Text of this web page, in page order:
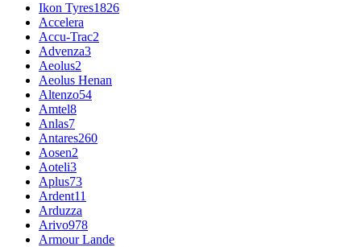
Ikon Tyres1826
Accelera
Accu-Trac2
Advenza3
Aeolus2
Aeolus Henan
Altenzo54
Amtel8
Anlas7
Antares260
Aosen2
Aoteli3
Aplus73
Ardent11
Arduzza
Arivo978
Armour Lande